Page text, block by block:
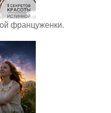
француженки.